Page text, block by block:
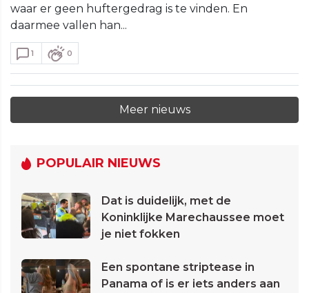
waar er geen huftergedrag is te vinden. En
daarmee vallen han...
1 0
Meer nieuws
POPULAIR NIEUWS
Dat is duidelijk, met de
Koninklijke Marechaussee moet
je niet fokken
Een spontane striptease in
Panama of is er iets anders aan